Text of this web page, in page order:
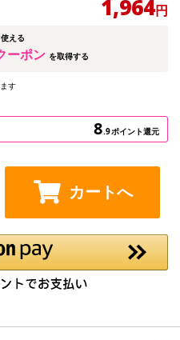
1,964円
える
ーポン を取得する
す
8.9ポイント還元
カートへ